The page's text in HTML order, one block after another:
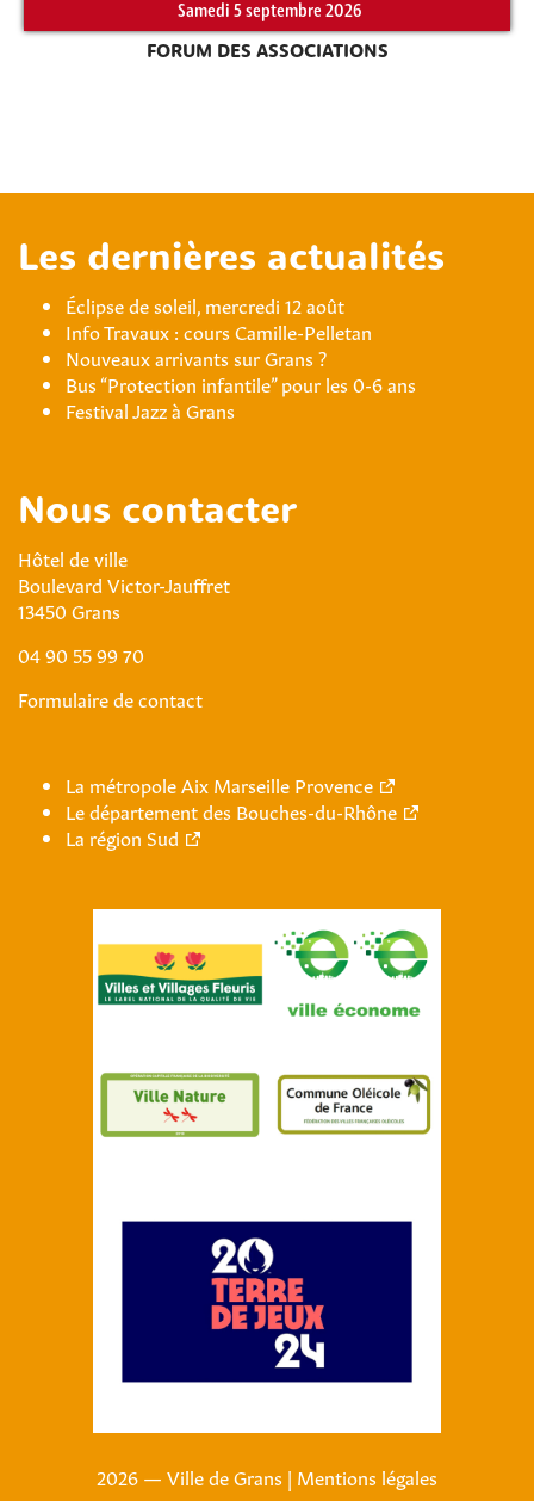
Samedi 5 septembre 2026
FORUM DES ASSOCIATIONS
Les dernières actualités
Éclipse de soleil, mercredi 12 août
Info Travaux : cours Camille-Pelletan
Nouveaux arrivants sur Grans ?
Bus “Protection infantile” pour les 0-6 ans
Festival Jazz à Grans
Nous contacter
Hôtel de ville
Boulevard Victor-Jauffret
13450 Grans
04 90 55 99 70
Formulaire de contact
La métropole Aix Marseille Provence
Le département des Bouches-du-Rhône
La région Sud
2026 — Ville de Grans | Mentions légales